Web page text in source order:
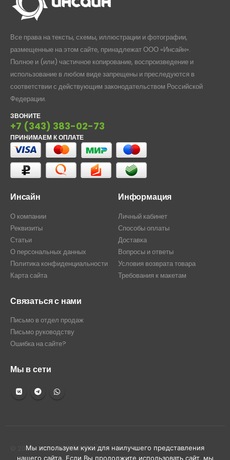
Все права на тексты, схемы, иллюстрации и фотографии,
размещенные на этом сайте, принадлежат ООО «Инсайн».
Полное и (или) частичное копирование, воспроизведение и
использование в любом виде запрещены и преследуются в
соответствии с действующим законодательством Российской
Федерации.
ЗВОНИТЕ
+7 (343) 383-02-73
ПРИНИМАЕМ К ОПЛАТЕ
Инсайн
О компании
Реквизиты
Статьи
О персональных данных
Политика конфиденциальности
Карта сайта
Информация
Личный кабинет
Способы оплаты
Доставка
Вопросы и ответы
Условия возврата товара
Требования к макетам
Связаться с нами
Письмо в отдел продаж
Письмо руководству
Ошибка на сайте?
Мы в сети
© 2008-2026 ООО "ИНСАЙН"
Мы используем куки для наилучшего представления
нашего сайта. Если Вы продолжите использовать сайт, мы